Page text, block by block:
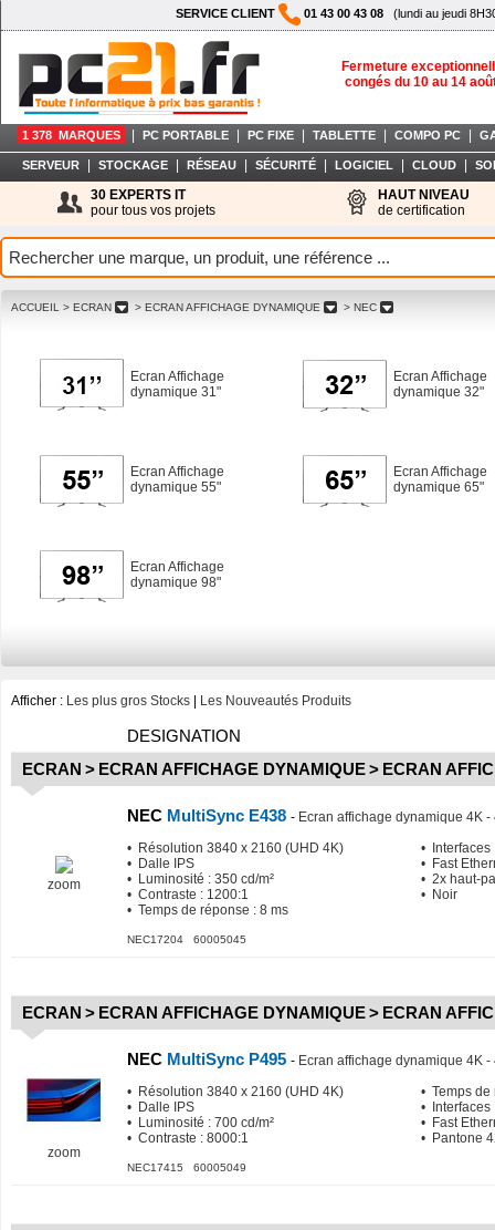
SERVICE CLIENT 01 43 00 43 08 (lundi au jeudi
Fermeture
congés du 10 au 14
1 378 MARQUES PC PORTABLE PC FIXE TABLETTE COMPO PC
SERVEUR STOCKAGE RÉSEAU SÉCURITÉ LOGICIEL CLOUD
30 EXPERTS IT
pour tous vos projets
HAUT NIVEAU
de certification
ACCUEIL > ECRAN > ECRAN AFFICHAGE DYNAMIQUE > NEC
Ecran Affichage
dynamique 31"
Ecran Affichage
dynamique 55"
Ecran Affichage
dynamique 98"
Ecran Affichage
dynamique 32"
Ecran Affichage
dynamique 65"
Afficher : Les plus gros Stocks Les Nouveautés Produits
DESIGNATION
ECRAN > ECRAN AFFICHAGE DYNAMIQUE> ECRAN
zoom
NEC MultiSync E438 - Ecran affichage dynamique 4K -
• Résolution 3840 x 2160 (UHD 4K)
• Dalle IPS
• Luminosité : 350 cd/m²
• Contraste : 1200:1
• Temps de réponse : 8 ms
• Interfaces
• Fast
• 2x haut-
• Noir
NEC17204 60005045
ECRAN > ECRAN AFFICHAGE DYNAMIQUE> ECRAN
zoom
NEC MultiSync P495 - Ecran affichage dynamique 4K -
• Résolution 3840 x 2160 (UHD 4K)
• Dalle IPS
• Luminosité : 700 cd/m²
• Contraste : 8000:1
• Temps de
• Interfaces
• Fast
• Pantone
NEC17415 60005049